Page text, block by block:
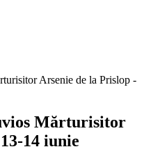
Arsenie de la Prislop -
Mărturisitor
14 iunie